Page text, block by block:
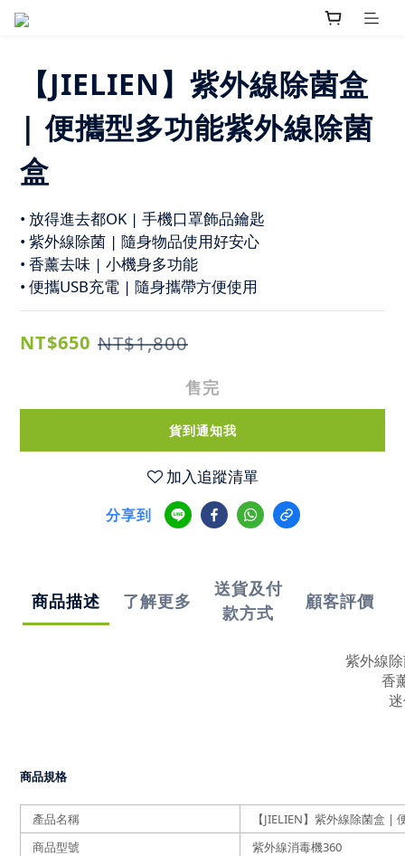
【JIELIEN】紫外線除菌盒
| 便攜型多功能紫外線除菌
盒
• 放得進去都OK | 手機口罩飾品鑰匙
• 紫外線除菌 | 隨身物品使用好安心
• 香薰去味 | 小機身多功能
• 便攜USB充電 | 隨身攜帶方便使用
NT$650 NT$1,800
售完
貨到通知我
加入追蹤清單
分享到
商品描述 了解更多
送貨及付
款方式
顧客評價
紫外線
香
商品規格
產品名稱
【JIELIEN】紫外線除菌盒 |
商品型號
紫外線消毒機360